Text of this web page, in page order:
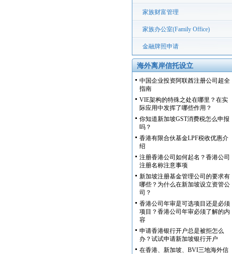
家族财富管理
家族办公室(Family Office)
金融牌照申请
海外离岸信托设立
中国企业投资阿联酋注册公司超全
指南
VIE架构的特殊之处在哪里？在实
际应用中发挥了哪些作用？
你知道新加坡GST消费税怎么申报
吗？
香港有限合伙基金LPF税收优惠介
绍
注册香港公司如何起名？香港公司
注册名称注意事项
新加坡注册基金管理公司的要求有
哪些？为什么在新加坡设立资管公
司？
香港公司年审是可选项目还是必须
项目？香港公司年审必须了解的内
容
申请香港银行开户总是被拒怎么
办？试试申请新加坡银行开户
在香港、新加坡、BVI三地海外信